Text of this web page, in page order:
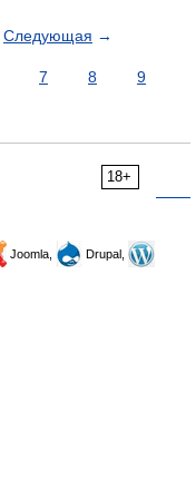
Следующая →
7 8
9
18+
Joomla,
Drupal,